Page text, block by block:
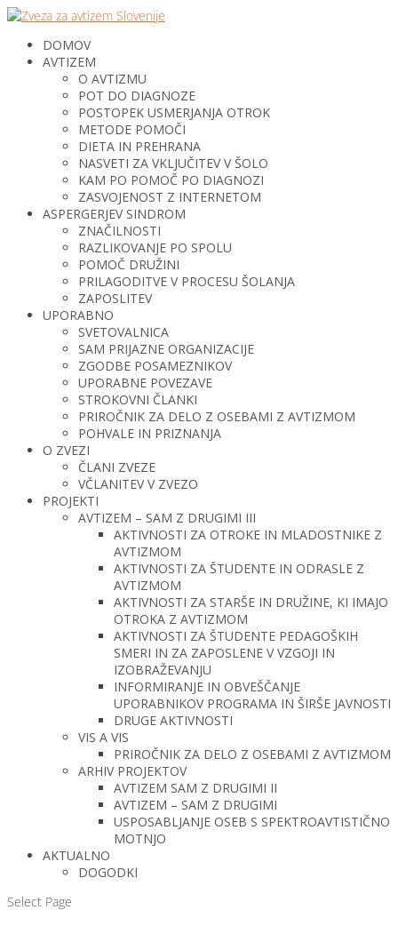
DOMOV
AVTIZEM
O AVTIZMU
POT DO DIAGNOZE
POSTOPEK USMERJANJA OTROK
METODE POMOČI
DIETA IN PREHRANA
NASVETI ZA VKLJUČITEV V ŠOLO
KAM PO POMOČ PO DIAGNOZI
ZASVOJENOST Z INTERNETOM
ASPERGERJEV SINDROM
ZNAČILNOSTI
RAZLIKOVANJE PO SPOLU
POMOČ DRUŽINI
PRILAGODITVE V PROCESU ŠOLANJA
ZAPOSLITEV
UPORABNO
SVETOVALNICA
SAM PRIJAZNE ORGANIZACIJE
ZGODBE POSAMEZNIKOV
UPORABNE POVEZAVE
STROKOVNI ČLANKI
PRIROČNIK ZA DELO Z OSEBAMI Z AVTIZMOM
POHVALE IN PRIZNANJA
O ZVEZI
ČLANI ZVEZE
VČLANITEV V ZVEZO
PROJEKTI
AVTIZEM – SAM Z DRUGIMI III
AKTIVNOSTI ZA OTROKE IN MLADOSTNIKE Z
AVTIZMOM
AKTIVNOSTI ZA ŠTUDENTE IN ODRASLE Z
AVTIZMOM
AKTIVNOSTI ZA STARŠE IN DRUŽINE, KI IMAJO
OTROKA Z AVTIZMOM
AKTIVNOSTI ZA ŠTUDENTE PEDAGOŠKIH
SMERI IN ZA ZAPOSLENE V VZGOJI IN
IZOBRAŽEVANJU
INFORMIRANJE IN OBVEŠČANJE
UPORABNIKOV PROGRAMA IN ŠIRŠE JAVNOSTI
DRUGE AKTIVNOSTI
VIS A VIS
PRIROČNIK ZA DELO Z OSEBAMI Z AVTIZMOM
ARHIV PROJEKTOV
AVTIZEM SAM Z DRUGIMI II
AVTIZEM – SAM Z DRUGIMI
USPOSABLJANJE OSEB S SPEKTROAVTISTIČNO
MOTNJO
AKTUALNO
DOGODKI
Select Page